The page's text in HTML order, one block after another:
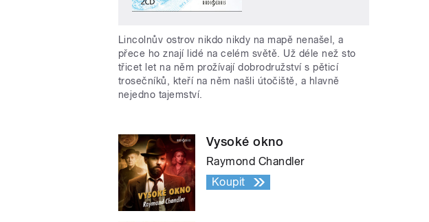
Lincolnův ostrov nikdo nikdy na mapě nenašel, a
přece ho znají lidé na celém světě. Už déle než sto
třicet let na něm prožívají dobrodružství s pěticí
trosečníků, kteří na něm našli útočiště, a hlavně
nejedno tajemství.
Vysoké okno
Raymond Chandler
Koupit